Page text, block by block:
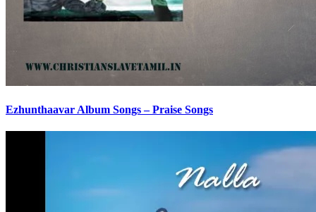
Ezhunthaavar Album Songs – Praise Songs